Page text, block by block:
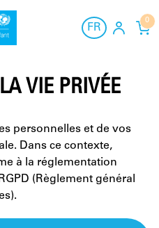
FR
0
VIE PRIVÉE
personnelles et de vos
Dans ce contexte,
à la réglementation
(Règlement général